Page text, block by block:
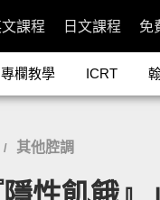
課程 日文課程 免
專欄教學 ICRT
/ 其他腔調